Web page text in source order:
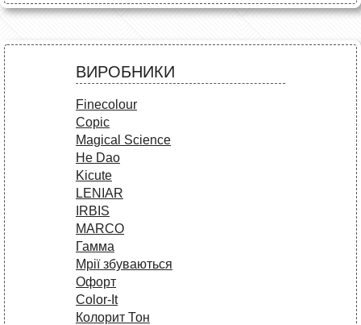
ВИРОБНИКИ
Finecolour
Copic
Magical Science
He Dao
Kicute
LENIAR
IRBIS
MARCO
Гамма
Мрії збуваються
Офорт
Сolor-It
Колорит Тон